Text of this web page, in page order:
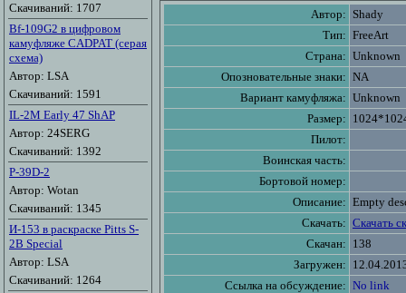
Скачиваний: 1707
Bf-109G2 в цифровом
камуфляже CADPAT (серая
схема)
Автор: LSA
Скачиваний: 1591
IL-2M Early 47 ShAP
Автор: 24SERG
Скачиваний: 1392
P-39D-2
Автор: Wotan
Скачиваний: 1345
И-153 в раскраске Pitts S-
2B Special
Автор: LSA
Скачиваний: 1264
Автор: Shady
Тип: FreeArt
Страна: Unknown
Опозновательные знаки: NA
Вариант камуфляжа: Unknown
Размер:
Пилот:
Воинская часть:
Бортовой номер:
Описание: Empty
Скачать: Скачать
Скачан: 138
Загружен:
Ссылка на обсуждение: No link